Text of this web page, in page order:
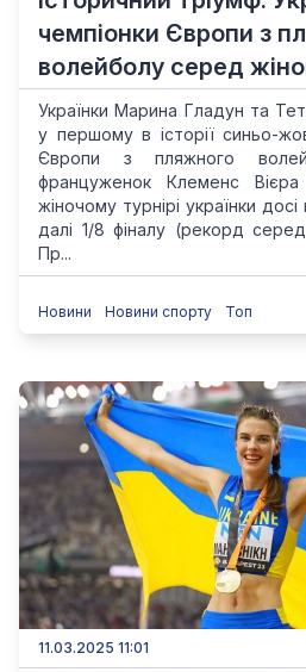
чемпіонки Європи з
волейболу серед
Українки Марина Гладун та
у першому в історії синьо-
Європи з пляжного
француженок Клеменс
жіночому турнірі українки
далі 1/8 фіналу (рекорд
Пр...
Новини Новини спорту Топ
11.03.2025 11:01